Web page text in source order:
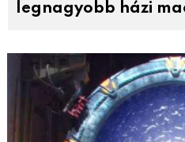
legnagyobb házi